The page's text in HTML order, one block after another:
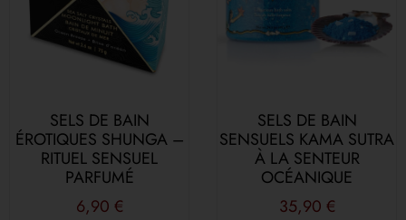
SELS DE BAIN
ÉROTIQUES SHUNGA –
RITUEL SENSUEL
PARFUMÉ
6,90 €
SELS DE BAIN
SENSUELS KAMA SUTRA
À LA SENTEUR
OCÉANIQUE
35,90 €